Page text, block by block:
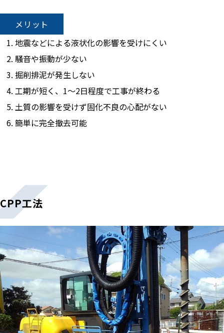
メリット
地震などによる液状化の影響を受けにくい
騒音や振動が少ない
掘削排泥が発生しない
工期が短く、1～2日程度で工事が終わる
土質の影響を受けず固化不良の心配がない
簡単に完全撤去可能
CPP工法